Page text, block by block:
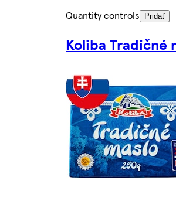
Quantity controls
Pridať
Koliba Tradičné